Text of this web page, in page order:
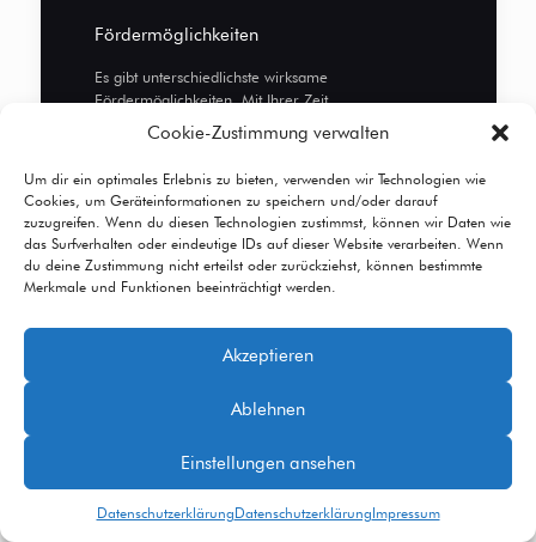
Cookie-Zustimmung verwalten
Um dir ein optimales Erlebnis zu bieten, verwenden wir Technologien wie
Cookies, um Geräteinformationen zu speichern und/oder darauf
zuzugreifen. Wenn du diesen Technologien zustimmst, können wir Daten wie
das Surfverhalten oder eindeutige IDs auf dieser Website verarbeiten. Wenn
du deine Zustimmung nicht erteilst oder zurückziehst, können bestimmte
Merkmale und Funktionen beeinträchtigt werden.
Akzeptieren
Ablehnen
Einstellungen ansehen
DatenschutzerklärungDatenschutzerklärungImpressum
Fördermöglichkeiten
Es gibt unterschiedlichste wirksame
Fördermöglichkeiten. Mit Ihrer Zeit,
Aufmerksamkeit oder auch Geld kann viel erreicht
werden. Auch mit initiativen Ideen kommen Sie
Spendenmöglichkeiten